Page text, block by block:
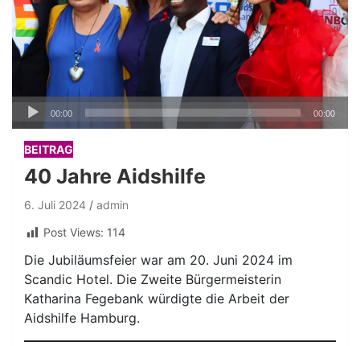
Audio-
Player
00:00 00:00
BEITRAG
40 Jahre Aidshilfe
6. Juli 2024
admin
Post Views: 114
Die Jubiläumsfeier war am 20. Juni 2024 im
Scandic Hotel. Die Zweite Bürgermeisterin
Katharina Fegebank würdigte die Arbeit der
Aidshilfe Hamburg.